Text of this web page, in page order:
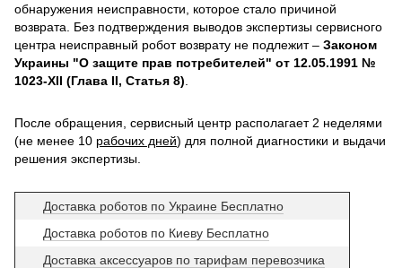
обнаружения неисправности, которое стало причиной
возврата. Без подтверждения выводов экспертизы сервисного
центра неисправный робот возврату не подлежит – Законом
Украины "О защите прав потребителей" от 12.05.1991 №
1023-XII (Глава II, Статья 8)
После обращения, сервисный центр располагает 2 неделями
(не менее 10 рабочих дней) для полной диагностики и выдачи
решения экспертизы.
Доставка роботов по Украине Бесплатно
Доставка роботов по Киеву Бесплатно
Доставка аксессуаров по тарифам перевозчика